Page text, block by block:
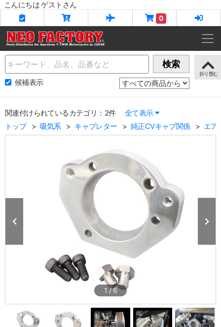
こんにちは ゲストさん
0
Name 検索
候補表示
関連付けられているカテゴリ：2件
全て表示
トップ
吸気系 キャブレター 純正CVキャブ関係 エア
1 /6